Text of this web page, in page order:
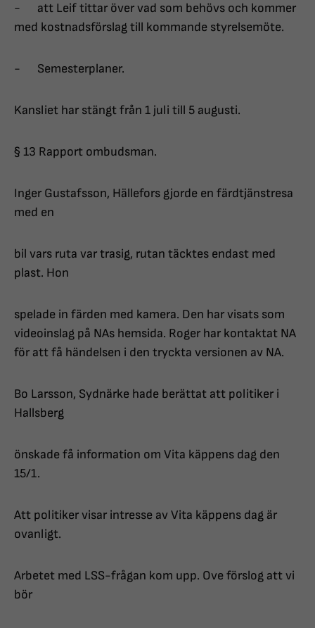
- att Leif tittar över vad som behövs och kommer
med kostnadsförslag till kommande styrelsemöte.
- Semesterplaner.
Kansliet har stängt från 1 juli till 5 augusti.
§ 13 Rapport ombudsman.
Inger Gustafsson, Hällefors gjorde en färdtjänstresa
med en
bil vars ruta var trasig, rutan täcktes endast med
plast. Hon
spelade in färden med kamera. Den har visats som
videoinslag på NAs hemsida. Roger har kontaktat NA
för att få händelsen i den tryckta versionen av NA.
Bo Larsson, Sydnärke hade berättat att politiker i
Hallsberg
önskade få information om Vita käppens dag den
15/1.
Att politiker visar intresse av Vita käppens dag är
ovanligt.
Arbetet med LSS-frågan kom upp. Ove förslog att vi
bör